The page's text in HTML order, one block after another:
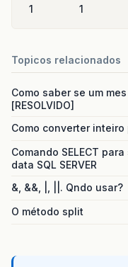
1 1
Topicos relacionados
Como saber se um
[RESOLVIDO]
Como converter inteiro
Comando SELECT
data SQL SERVER
&, &&, |, ||. Qndo usar?
O método split